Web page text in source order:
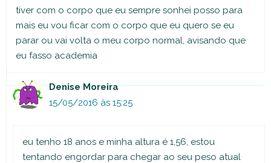
tiver com o corpo que eu sempre sonhei posso para
mais eu vou ficar com o corpo que eu quero se eu
parar ou vai volta o meu corpo normal, avisando que
eu fasso academia
Denise Moreira
15/05/2016 às 15:25
eu tenho 18 anos e minha altura é 1,56, estou
tentando engordar para chegar ao seu peso atual